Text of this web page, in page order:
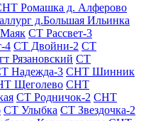
Ромашка д. Алферово
д.Большая Ильинка
СТ Рассвет-3
4 СТ Двойни-2 СТ
Рязановский СТ
Надежда-3 СНТ Шинник
Щеголево СНТ
СТ Родничок-2 СНТ
СТ Улыбка СТ Звездочка-2